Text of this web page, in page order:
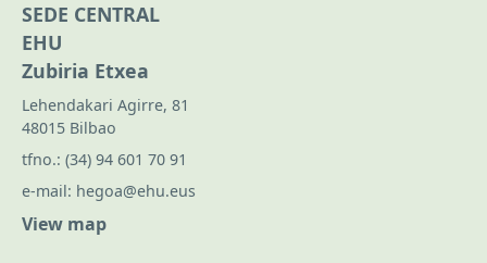
SEDE CENTRAL
EHU
Zubiria Etxea
Lehendakari Agirre, 81
48015 Bilbao
tfno.: (34) 94 601 70 91
e-mail: hegoa@ehu.eus
View map